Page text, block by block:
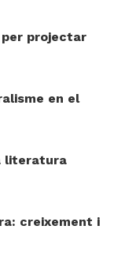
per projectar
en el
literatura
creixement i